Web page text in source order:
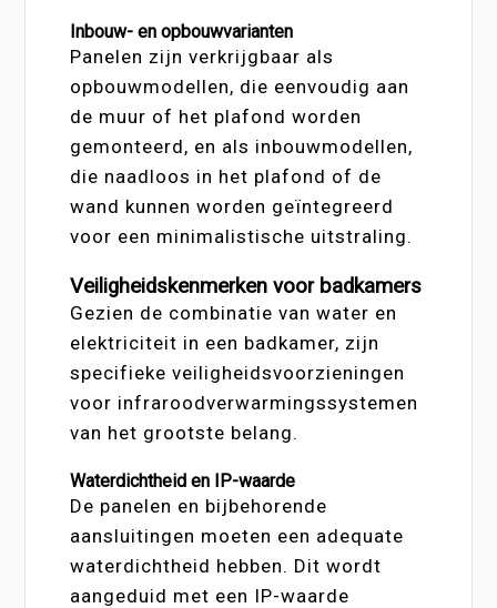
Inbouw- en opbouwvarianten
Panelen zijn verkrijgbaar als
opbouwmodellen, die eenvoudig aan
de muur of het plafond worden
gemonteerd, en als inbouwmodellen,
die naadloos in het plafond of de
wand kunnen worden geïntegreerd
voor een minimalistische uitstraling.
Veiligheidskenmerken voor badkamers
Gezien de combinatie van water en
elektriciteit in een badkamer, zijn
specifieke veiligheidsvoorzieningen
voor infraroodverwarmingssystemen
van het grootste belang.
Waterdichtheid en IP-waarde
De panelen en bijbehorende
aansluitingen moeten een adequate
waterdichtheid hebben. Dit wordt
aangeduid met een IP-waarde